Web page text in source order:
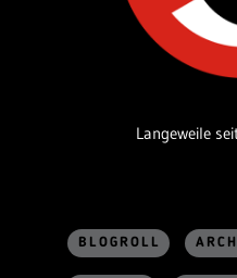
Langeweile
BLOGROLL